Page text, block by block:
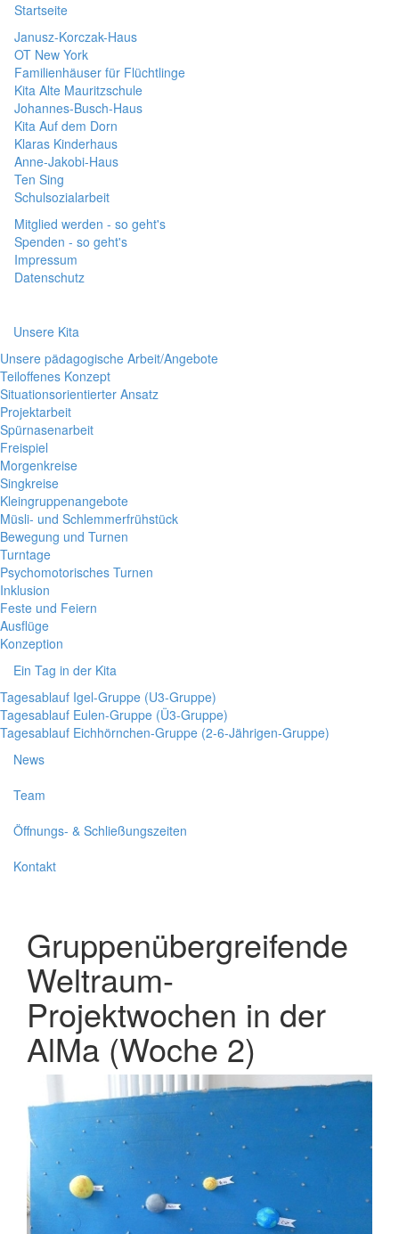
Startseite
Janusz-Korczak-Haus
OT New York
Familienhäuser für Flüchtlinge
Kita Alte Mauritzschule
Johannes-Busch-Haus
Kita Auf dem Dorn
Klaras Kinderhaus
Anne-Jakobi-Haus
Ten Sing
Schulsozialarbeit
Mitglied werden - so geht's
Spenden - so geht's
Impressum
Datenschutz
Unsere Kita
Unsere pädagogische Arbeit/Angebote
Teiloffenes Konzept
Situationsorientierter Ansatz
Projektarbeit
Spürnasenarbeit
Freispiel
Morgenkreise
Singkreise
Kleingruppenangebote
Müsli- und Schlemmerfrühstück
Bewegung und Turnen
Turntage
Psychomotorisches Turnen
Inklusion
Feste und Feiern
Ausflüge
Konzeption
Ein Tag in der Kita
Tagesablauf Igel-Gruppe (U3-Gruppe)
Tagesablauf Eulen-Gruppe (Ü3-Gruppe)
Tagesablauf Eichhörnchen-Gruppe (2-6-Jährigen-Gruppe)
News
Team
Öffnungs- & Schließungszeiten
Kontakt
Gruppenübergreifende
Weltraum-
Projektwochen in der
AlMa (Woche 2)